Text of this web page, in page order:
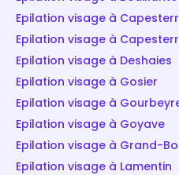
Epilation visage à
Epilation visage à
Epilation visage à Deshaies
Epilation visage à Gosier
Epilation visage à
Epilation visage à Goyave
Epilation visage à Grand-
Epilation visage à Lamentin